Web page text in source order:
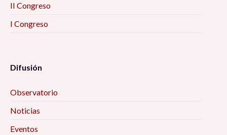
II Congreso
I Congreso
Difusión
Observatorio
Noticias
Eventos